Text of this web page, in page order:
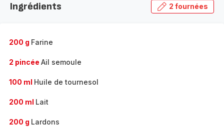
gamme
Ingrédients 2 fournées
200 g Farine
2 pincée Ail semoule
100 ml Huile de tournesol
200 ml Lait
200 g Lardons